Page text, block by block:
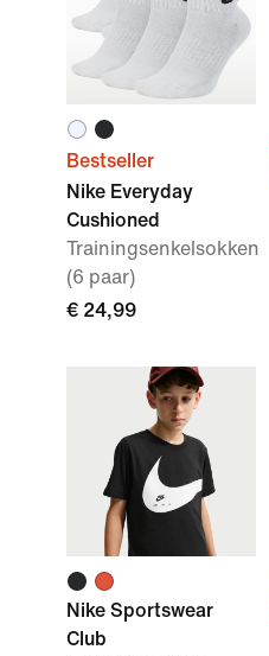
Bestseller
Nike Everyday
Cushioned
Trainingsenkelsokken
(6 paar)
€ 24,99
Nike Sportswear
Club